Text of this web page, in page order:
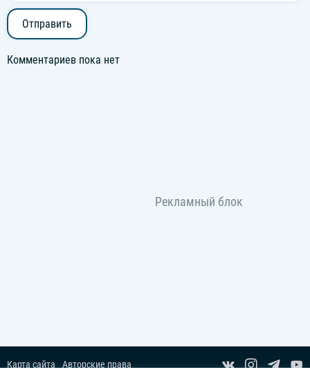
Отправить
Комментариев пока нет
Карта сайта
Авторские права